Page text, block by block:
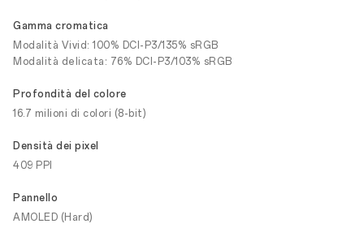
Gamma cromatica
Modalità Vivid: 100% DCI-P3/135% sRGB
Modalità delicata: 76% DCI-P3/103% sRGB
Profondità del colore
16.7 milioni di colori (8-bit)
Densità dei pixel
409 PPI
Pannello
AMOLED (Hard)